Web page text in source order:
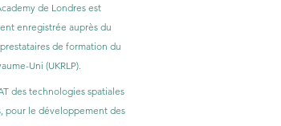
de Londres est
enregistrée auprès du
de formation du
Uni (UKRLP).
des technologies spatiales
pour le développement des